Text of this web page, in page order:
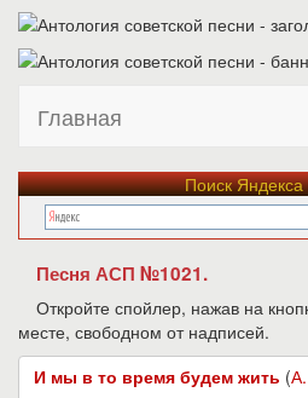
Главная
Поиск Яндекса
Песня АСП №1021.
Откройте спойлер, нажав на
месте, свободном от надписей.
И мы в то время будем жить (